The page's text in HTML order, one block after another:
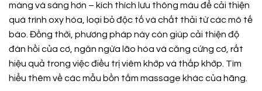
màng và sáng hơn – kích thích lưu thông máu để cải thiện
quá trình oxy hóa, loại bỏ độc tố và chất thải từ các mô tế
bào. Đồng thời, phương pháp này còn giúp cải thiện độ
đàn hồi của cơ, ngăn ngừa lão hóa và căng cứng cơ, rất
hiệu quả trong việc điều trị viêm khớp và thấp khớp. Tìm
hiểu thêm về các mẫu bồn tắm massage khác của hãng.